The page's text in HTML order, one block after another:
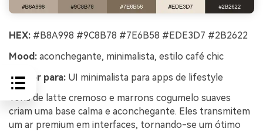
HEX: #B8A998 #9C8B78 #7E6B58 #EDE3D7 #2B2622
Mood: aconchegante, minimalista, estilo café chic
Melhor para: UI minimalista para apps de lifestyle
Tons de latte cremoso e marrons cogumelo suaves
criam uma base calma e aconchegante. Eles transmitem
um ar premium em interfaces, tornando-se um ótimo